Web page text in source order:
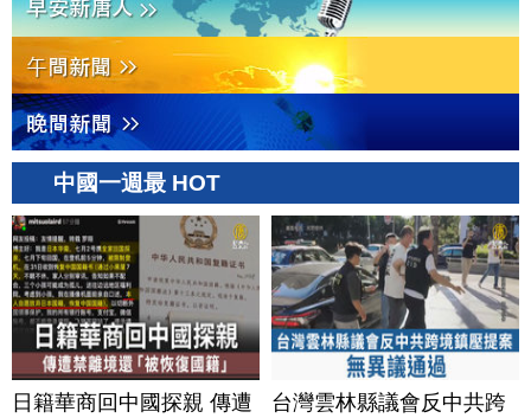
中國一週最 HOT
日籍華商回中國探親 傳遭
台灣雲林縣議會反中共跨